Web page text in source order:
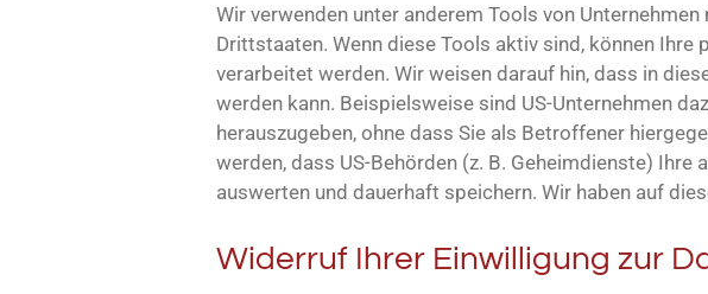
Wir verwenden unter anderem Tools von
Drittstaaten. Wenn diese Tools aktiv sind, können
verarbeitet werden. Wir weisen darauf hin, dass in
werden kann. Beispielsweise sind US-Unternehmen
herauszugeben, ohne dass Sie als Betroffener
werden, dass US-Behörden (z. B. Geheimdienste)
auswerten und dauerhaft speichern. Wir haben auf
Widerruf Ihrer Einwilligung zur